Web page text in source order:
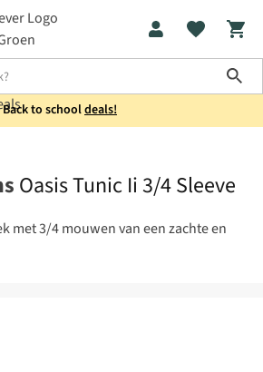
Back to schooldeals!
Oasis Tunic Ii 3/4 Sleeve
met 3/4 mouwen van een zachte en